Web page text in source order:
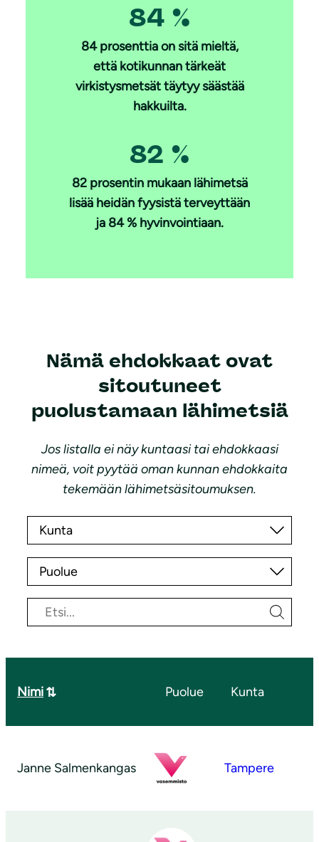
84 %
84 prosenttia on sitä mieltä,
että kotikunnan tärkeät
virkistysmetsät täytyy säästää
hakkuilta.
82 %
82 prosentin mukaan lähimetsä
lisää heidän fyysistä terveyttään
ja 84 % hyvinvointiaan.
Nämä ehdokkaat ovat
sitoutuneet
puolustamaan lähimetsiä
Jos listalla ei näy kuntaasi tai ehdokkaasi
nimeä, voit pyytää oman kunnan ehdokkaita
tekemään lähimetsäsitoumuksen.
Nimi Puolue Kunta
Janne Salmenkangas Tampere